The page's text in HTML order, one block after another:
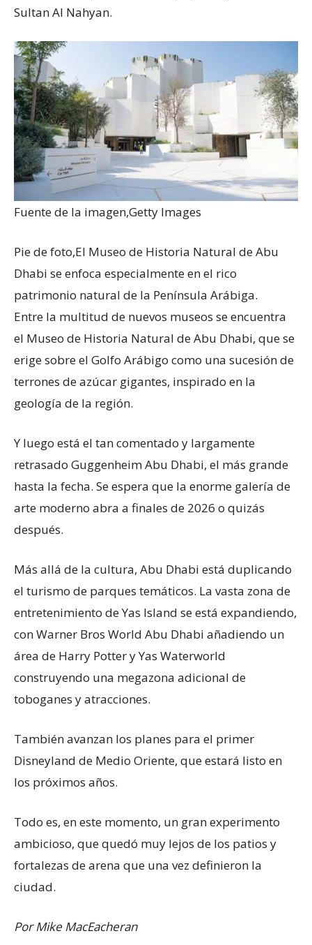
Sultan Al Nahyan.
Fuente de la imagen,Getty Images
Pie de foto,El Museo de Historia Natural de Abu
Dhabi se enfoca especialmente en el rico
patrimonio natural de la Península Arábiga.
Entre la multitud de nuevos museos se encuentra
el Museo de Historia Natural de Abu Dhabi, que se
erige sobre el Golfo Arábigo como una sucesión de
terrones de azúcar gigantes, inspirado en la
geología de la región.
Y luego está el tan comentado y largamente
retrasado Guggenheim Abu Dhabi, el más grande
hasta la fecha. Se espera que la enorme galería de
arte moderno abra a finales de 2026 o quizás
después.
Más allá de la cultura, Abu Dhabi está duplicando
el turismo de parques temáticos. La vasta zona de
entretenimiento de Yas Island se está expandiendo,
con Warner Bros World Abu Dhabi añadiendo un
área de Harry Potter y Yas Waterworld
construyendo una megazona adicional de
toboganes y atracciones.
También avanzan los planes para el primer
Disneyland de Medio Oriente, que estará listo en
los próximos años.
Todo es, en este momento, un gran experimento
ambicioso, que quedó muy lejos de los patios y
fortalezas de arena que una vez definieron la
ciudad.
Por Mike MacEacheran